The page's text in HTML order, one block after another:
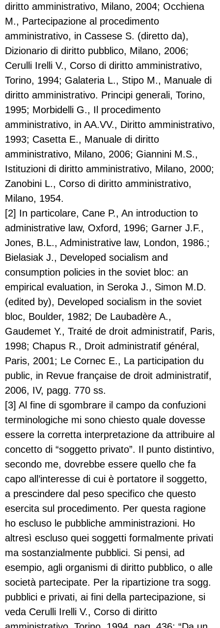
diritto amministrativo, Milano, 2004; Occhiena
M., Partecipazione al procedimento
amministrativo, in Cassese S. (diretto da),
Dizionario di diritto pubblico, Milano, 2006;
Cerulli Irelli V., Corso di diritto amministrativo,
Torino, 1994; Galateria L., Stipo M., Manuale di
diritto amministrativo. Principi generali, Torino,
1995; Morbidelli G., Il procedimento
amministrativo, in AA.VV., Diritto amministrativo,
1993; Casetta E., Manuale di diritto
amministrativo, Milano, 2006; Giannini M.S.,
Istituzioni di diritto amministrativo, Milano, 2000;
Zanobini L., Corso di diritto amministrativo,
Milano, 1954.
[2] In particolare, Cane P., An introduction to
administrative law, Oxford, 1996; Garner J.F.,
Jones, B.L., Administrative law, London, 1986.;
Bielasiak J., Developed socialism and
consumption policies in the soviet bloc: an
empirical evaluation, in Seroka J., Simon M.D.
(edited by), Developed socialism in the soviet
bloc, Boulder, 1982; De Laubadère A.,
Gaudemet Y., Traité de droit administratif, Paris,
1998; Chapus R., Droit administratif général,
Paris, 2001; Le Cornec E., La participation du
public, in Revue française de droit administratif,
2006, IV, pagg. 770 ss.
[3] Al fine di sgombrare il campo da confuzioni
terminologiche mi sono chiesto quale dovesse
essere la corretta interpretazione da attribuire al
concetto di “soggetto privato”. Il punto distintivo,
secondo me, dovrebbe essere quello che fa
capo all’interesse di cui è portatore il soggetto,
a prescindere dal peso specifico che questo
esercita sul procedimento. Per questa ragione
ho escluso le pubbliche amministrazioni. Ho
altresì escluso quei soggetti formalmente privati
ma sostanzialmente pubblici. Si pensi, ad
esempio, agli organismi di diritto pubblico, o alle
società partecipate. Per la ripartizione tra sogg.
pubblici e privati, ai fini della partecipazione, si
veda Cerulli Irelli V., Corso di diritto